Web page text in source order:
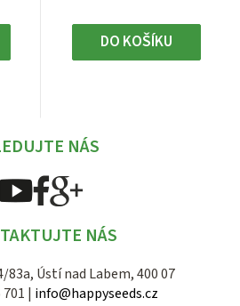
DO KOŠÍKU
NÁS
NÁS
83a, Ústí nad Labem, 400 07
| info@happyseeds.cz